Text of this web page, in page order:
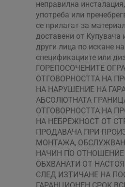
неправилна
употреба или
се прилагат за
доставени от Купувача
други лица по искане
спецификациите или
ГОРЕПОСОЧЕНИТЕ
ОТГОВОРНОСТТА НА
НА НАРУШЕНИЕ НА
АБСОЛЮТНАТА
ОТГОВОРНОСТТА НА
НА НЕБРЕЖНОСТ ОТ
ПРОДАВАЧА ПРИ
МОНТАЖА,
НАЧИН ПО ОТНОШЕНИЕ
ОБХВАНАТИ ОТ
СЛЕД ИЗТИЧАНЕ НА